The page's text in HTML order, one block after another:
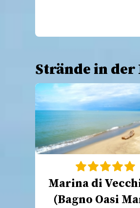
Strände in der
Marina di
(Bagno Oasi